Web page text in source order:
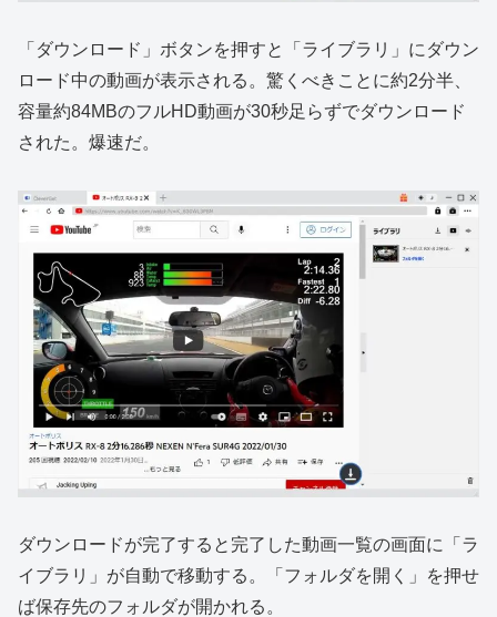
「ダウンロード」ボタンを押すと「ライブラリ」にダウン
ロード中の動画が表示される。驚くべきことに約2分半、
容量約84MBのフルHD動画が30秒足らずでダウンロード
された。爆速だ。
ダウンロードが完了すると完了した動画一覧の画面に「ラ
イブラリ」が自動で移動する。「フォルダを開く」を押せ
ば保存先のフォルダが開かれる。